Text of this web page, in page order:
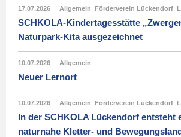
17.07.2026 | Allgemein Förderverein Lückendorf
SCHKOLA-Kindertagesstätte
Naturpark-Kita ausgezeichnet
10.07.2026 | Allgemein
Neuer Lernort
10.07.2026 | Allgemein Förderverein Lückendorf
In der SCHKOLA Lückendorf entsteht
naturnahe Kletter- und